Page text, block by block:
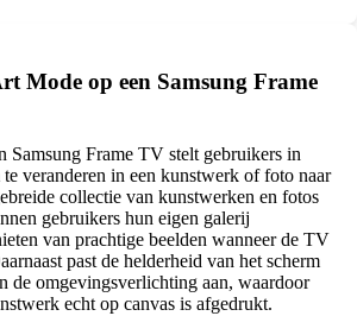
Mode op een Samsung Frame
Samsung Frame TV stelt gebruikers in
te veranderen in een kunstwerk of foto naar
collectie van kunstwerken en fotos
gebruikers hun eigen galerij
van prachtige beelden wanneer de TV
past de helderheid van het scherm
de omgevingsverlichting aan, waardoor
echt op canvas is afgedrukt.